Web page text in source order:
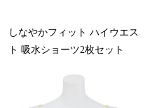
しなやかフィット ハイウエス
ト 吸水ショーツ2枚セット